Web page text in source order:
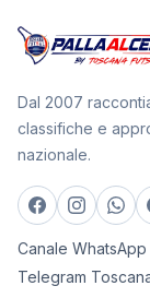
Dal 2007
classifiche e
nazionale.
Canale WhatsApp
Telegram